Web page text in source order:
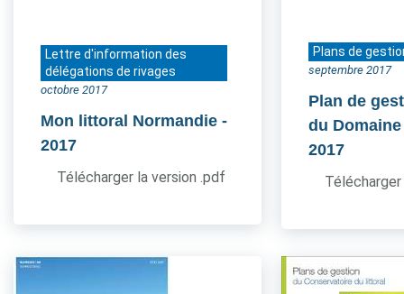
Lettre d'information des
délégations de rivages
octobre 2017
Mon littoral Normandie -
2017
Télécharger la version .pdf
Plans de
septembre 2017
Plan de
du
2017